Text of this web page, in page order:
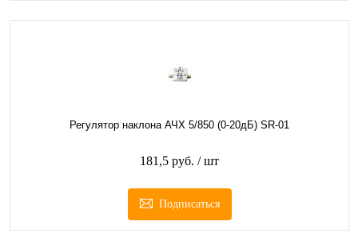
Регулятор наклона АЧХ 5/850 (0-20дБ) SR-01
181,5 руб. / шт
Подписаться